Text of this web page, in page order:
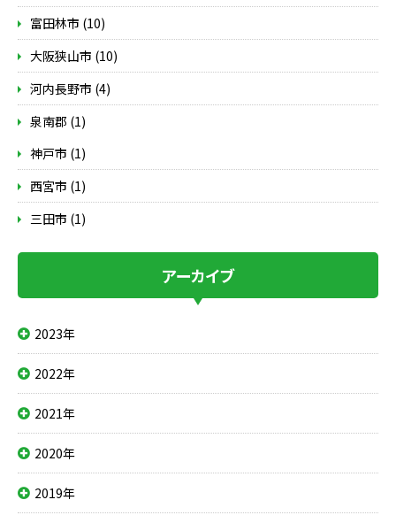
富田林市 (10)
大阪狭山市 (10)
河内長野市 (4)
泉南郡 (1)
神戸市 (1)
西宮市 (1)
三田市 (1)
アーカイブ
2023年
2022年
2021年
2020年
2019年